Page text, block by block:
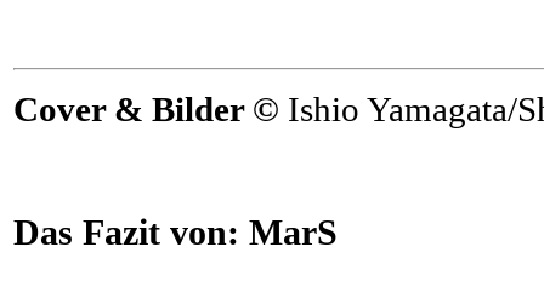
Cover & Bilder © Ishio Yamagata/
Das Fazit von: MarS